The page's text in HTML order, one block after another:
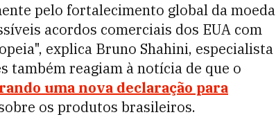
pelo fortalecimento global da moeda
acordos comerciais dos EUA com
explica Bruno Shahini, especialista
reagiam à notícia de que o
uma nova declaração para
os produtos brasileiros.